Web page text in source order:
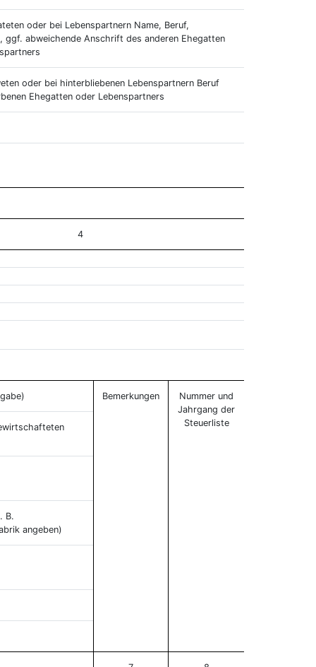
oder bei Lebenspartnern Name, Beruf,
ggf. abweichende Anschrift des anderen Ehegatten
oder bei hinterbliebenen Lebenspartnern Beruf
Ehegatten oder Lebenspartners
4
Bemerkungen
Nummer und
Jahrgang der
Steuerliste
B.
angeben)